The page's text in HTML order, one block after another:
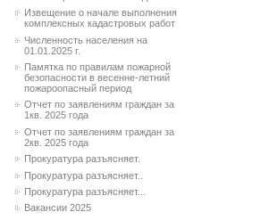
Извещение о начале выполнения
комплексных кадастровых работ
Численность населения на
01.01.2025 г.
Памятка по правилам пожарной
безопасности в весенне-летний
пожароопасный период
Отчет по заявлениям граждан за
1кв. 2025 года
Отчет по заявлениям граждан за
2кв. 2025 года
Прокуратура разъясняет.
Прокуратура разъясняет..
Прокуратура разъясняет...
Вакансии 2025